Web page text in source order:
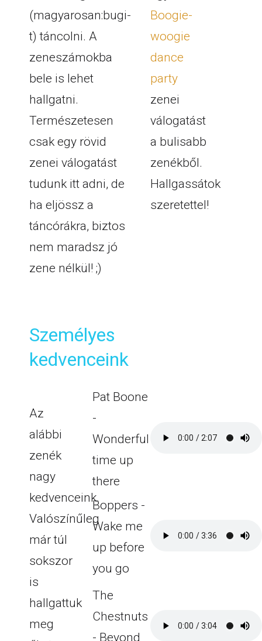
(magyarosan:bugi-
t) táncolni. A
zeneszámokba
bele is lehet
hallgatni.
Természetesen
csak egy rövid
zenei válogatást
tudunk itt adni, de
ha eljössz a
táncórákra, biztos
nem maradsz jó
zene nélkül! ;)
Boogie-
woogie
dance
party
zenei
válogatást
a bulisabb
zenékből.
Hallgassátok
szeretettel!
Személyes
kedvenceink
Az
alábbi
zenék
nagy
kedvenceink.
Valószínűleg
már túl
sokszor
is
hallgattuk
meg
Pat Boone
-
Wonderful
time up
there
Boppers -
Wake me
up before
you go
The
Chestnuts
- Beyond